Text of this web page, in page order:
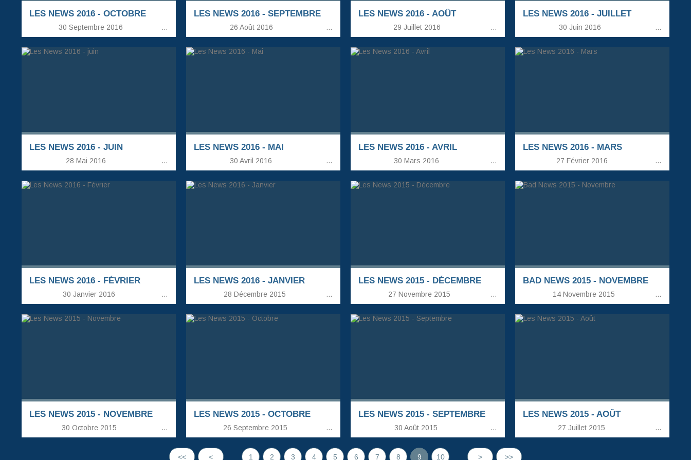
LES NEWS 2016 - OCTOBRE
30 Septembre 2016 …
LES NEWS 2016 - SEPTEMBRE
26 Août 2016 …
LES NEWS 2016 - AOÛT
29 Juillet 2016 …
LES NEWS 2016 - JUILLET
30 Juin 2016 …
LES NEWS 2016 - JUIN
28 Mai 2016 …
LES NEWS 2016 - MAI
30 Avril 2016 …
LES NEWS 2016 - AVRIL
30 Mars 2016 …
LES NEWS 2016 - MARS
27 Février 2016 …
LES NEWS 2016 - FÉVRIER
30 Janvier 2016 …
LES NEWS 2016 - JANVIER
28 Décembre 2015 …
LES NEWS 2015 - DÉCEMBRE
27 Novembre 2015 …
BAD NEWS 2015 - NOVEMBRE
14 Novembre 2015 …
LES NEWS 2015 - NOVEMBRE
30 Octobre 2015 …
LES NEWS 2015 - OCTOBRE
26 Septembre 2015 …
LES NEWS 2015 - SEPTEMBRE
30 Août 2015 …
LES NEWS 2015 - AOÛT
27 Juillet 2015 …
<< < 1 2 3 4 5 6 7 8 9 10 > >>